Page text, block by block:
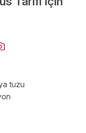
tuzu